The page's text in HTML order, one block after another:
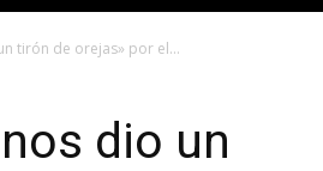
tirón de orejas» por el...
dio un